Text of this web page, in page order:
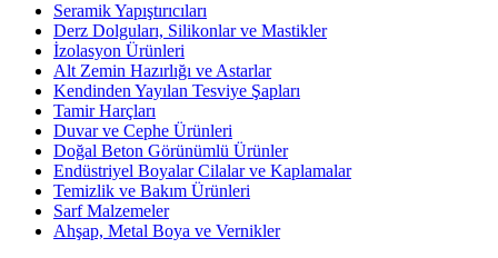
Seramik Yapıştırıcıları
Derz Dolguları, Silikonlar ve Mastikler
İzolasyon Ürünleri
Alt Zemin Hazırlığı ve Astarlar
Kendinden Yayılan Tesviye Şapları
Tamir Harçları
Duvar ve Cephe Ürünleri
Doğal Beton Görünümlü Ürünler
Endüstriyel Boyalar Cilalar ve Kaplamalar
Temizlik ve Bakım Ürünleri
Sarf Malzemeler
Ahşap, Metal Boya ve Vernikler